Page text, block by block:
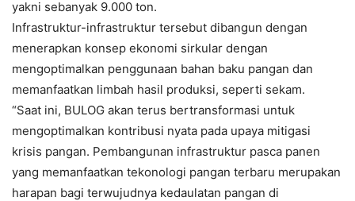
yakni sebanyak 9.000 ton.
Infrastruktur-infrastruktur tersebut dibangun dengan
menerapkan konsep ekonomi sirkular dengan
mengoptimalkan penggunaan bahan baku pangan dan
memanfaatkan limbah hasil produksi, seperti sekam.
“Saat ini, BULOG akan terus bertransformasi untuk
mengoptimalkan kontribusi nyata pada upaya mitigasi
krisis pangan. Pembangunan infrastruktur pasca panen
yang memanfaatkan tekonologi pangan terbaru merupakan
harapan bagi terwujudnya kedaulatan pangan di